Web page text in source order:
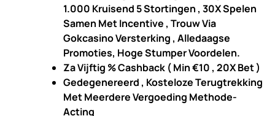
1.000 Kruisend 5 Stortingen , 30X Spelen
Samen Met Incentive , Trouw Via
Gokcasino Versterking , Alledaagse
Promoties, Hoge Stumper Voordelen.
Za Vijftig % Cashback ( Min €10 , 20X Bet )
Gedegenereerd , Kosteloze Terugtrekking
Met Meerdere Vergoeding Methode-
Acting